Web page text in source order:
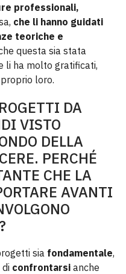
professionali,
che li hanno guidati
teoriche e
questa sia stata
li ha molto gratificati,
loro.
DA
VISTO
DELLA
PERCHÉ
CHE LA
AVANTI
sia fondamentale,
confrontarsi anche